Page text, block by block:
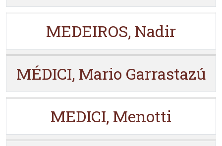
MEDEIROS, Nadir
MÉDICI, Mario Garrastazú
MEDICI, Menotti